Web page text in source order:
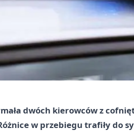
dwóch kierowców z
w przebiegu trafiły do